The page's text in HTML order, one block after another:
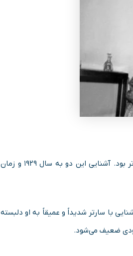
سیمون دوبووار، فیلسوف، نویسنده و فمینیست فرانسوی همراه و همدم مادام ‌العمر سارتر بود. آشنایی این دو به سال ۱۹۲۹ و زمان
با سارتر شدیداً و عمیقاً به او دلبسته
ضعیف می‌شود.